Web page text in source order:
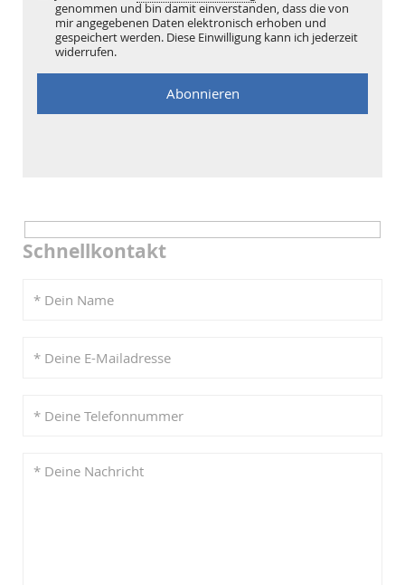
genommen und bin damit einverstanden, dass die von
mir angegebenen Daten elektronisch erhoben und
gespeichert werden. Diese Einwilligung kann ich jederzeit
widerrufen.
Schnellkontakt